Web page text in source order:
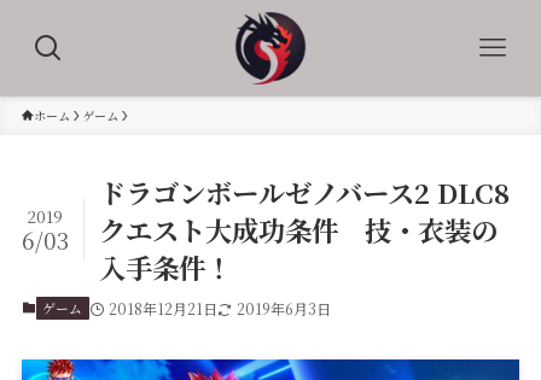
ホーム ゲーム
ドラゴンボールゼノバース2 DLC8
クエスト大成功条件 技・衣装の
入手条件！
2019
6/03
ゲーム 2018年12月21日 2019年6月3日